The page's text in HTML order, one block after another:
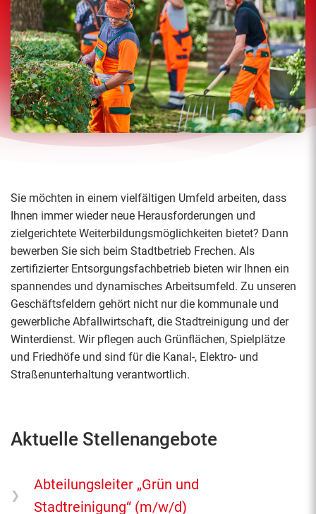
Sie möchten in einem vielfältigen Umfeld arbeiten, dass
Ihnen immer wieder neue Herausforderungen und
zielgerichtete Weiterbildungsmöglichkeiten bietet? Dann
bewerben Sie sich beim Stadtbetrieb Frechen. Als
zertifizierter Entsorgungsfachbetrieb bieten wir Ihnen ein
spannendes und dynamisches Arbeitsumfeld. Zu unseren
Geschäftsfeldern gehört nicht nur die kommunale und
gewerbliche Abfallwirtschaft, die Stadtreinigung und der
Winterdienst. Wir pflegen auch Grünflächen, Spielplätze
und Friedhöfe und sind für die Kanal-, Elektro- und
Straßenunterhaltung verantwortlich.
Aktuelle Stellenangebote
Abteilungsleiter „Grün und
Stadtreinigung“ (m/w/d)